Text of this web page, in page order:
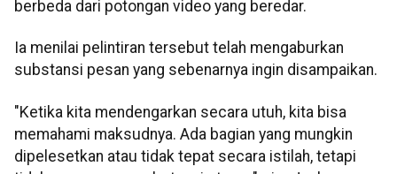
berbeda dari potongan video yang beredar.
Ia menilai pelintiran tersebut telah mengaburkan
substansi pesan yang sebenarnya ingin disampaikan.
"Ketika kita mendengarkan secara utuh, kita bisa
memahami maksudnya. Ada bagian yang mungkin
dipelesetkan atau tidak tepat secara istilah, tetapi